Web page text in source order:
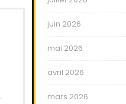
juin 2026
mai 2026
avril 2026
mars 2026